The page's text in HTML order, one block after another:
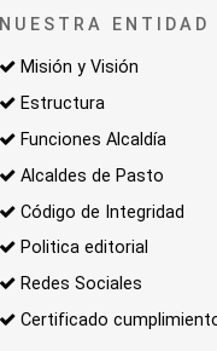
NUESTRA ENTIDAD
Misión y Visión
Estructura
Funciones Alcaldía
Alcaldes de Pasto
Código de Integridad
Politica editorial
Redes Sociales
Certificado